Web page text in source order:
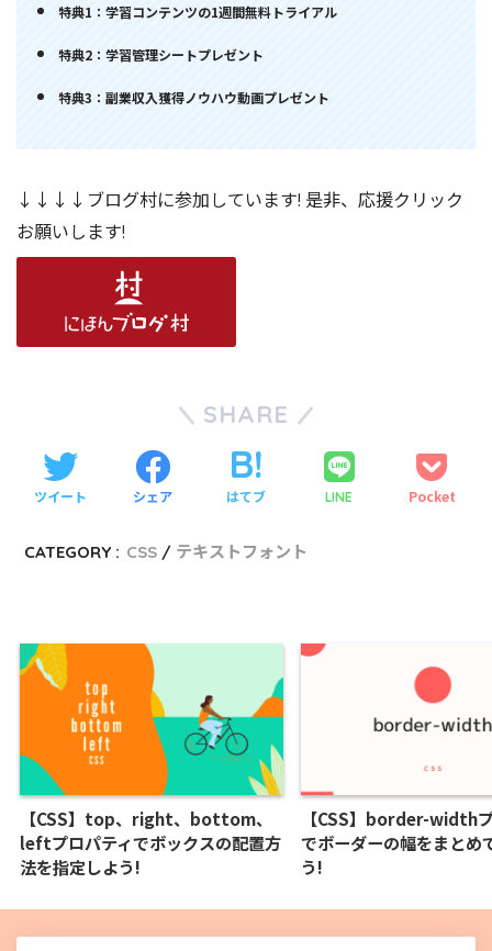
特典1：学習コンテンツの1週間無料トライアル
特典2：学習管理シートプレゼント
特典3：副業収入獲得ノウハウ動画プレゼント
↓↓↓↓ブログ村に参加しています! 是非、応援クリック
お願いします!
SHARE
ツイート シェア はてブ LINE Pocket
CATEGORY : CSS テキストフォント
【CSS】top、right、bottom、
leftプロパティでボックスの配置方
法を指定しよう!
【CSS】border-width
でボーダーの幅をまとめ
う!